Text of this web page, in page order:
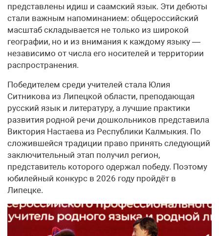
представлены идиш и саамский язык. Эти дебюты
стали важным напоминанием: общероссийский
масштаб складывается не только из широкой
географии, но и из внимания к каждому языку —
независимо от числа его носителей и территории
распространения.
Победителем среди учителей стала Юлия
Ситникова из Липецкой области, преподающая
русский язык и литературу, а лучшие практики
развития родной речи дошкольников представила
Виктория Настаева из Республики Калмыкия. По
сложившейся традиции право принять следующий
заключительный этап получил регион,
представитель которого одержал победу. Поэтому
юбилейный конкурс в 2026 году пройдёт в
Липецке.